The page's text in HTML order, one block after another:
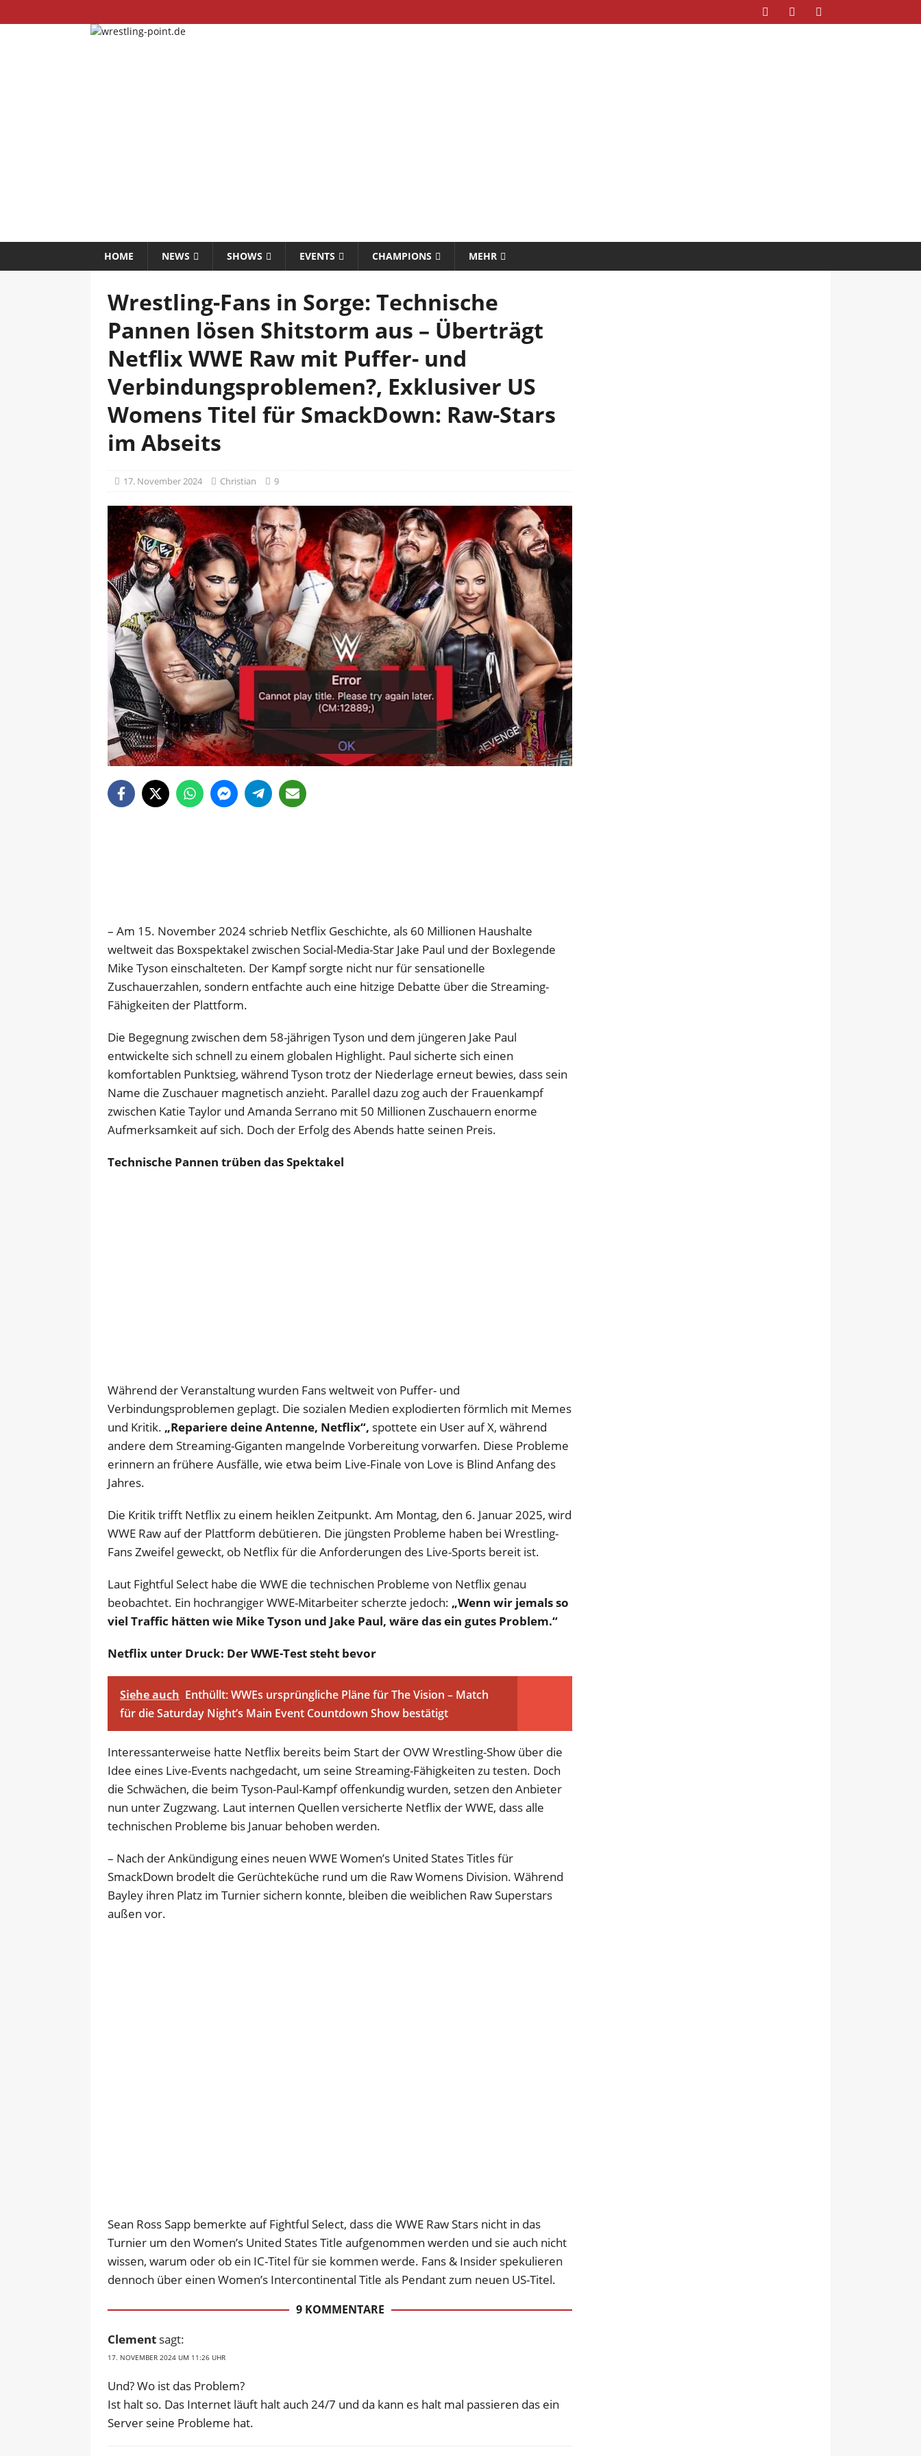
HOME NEWS SHOWS EVENTS CHAMPIONS MEHR
Wrestling-Fans in Sorge: Technische
Pannen lösen Shitstorm aus – Überträgt
Netflix WWE Raw mit Puffer- und
Verbindungsproblemen?, Exklusiver US
Womens Titel für SmackDown: Raw-Stars
im Abseits
17. November 2024 Christian 9
– Am 15. November 2024 schrieb Netflix Geschichte, als 60 Millionen Haushalte
weltweit das Boxspektakel zwischen Social-Media-Star Jake Paul und der Boxlegende
Mike Tyson einschalteten. Der Kampf sorgte nicht nur für sensationelle
Zuschauerzahlen, sondern entfachte auch eine hitzige Debatte über die Streaming-
Fähigkeiten der Plattform.
Die Begegnung zwischen dem 58-jährigen Tyson und dem jüngeren Jake Paul
entwickelte sich schnell zu einem globalen Highlight. Paul sicherte sich einen
komfortablen Punktsieg, während Tyson trotz der Niederlage erneut bewies, dass sein
Name die Zuschauer magnetisch anzieht. Parallel dazu zog auch der Frauenkampf
zwischen Katie Taylor und Amanda Serrano mit 50 Millionen Zuschauern enorme
Aufmerksamkeit auf sich. Doch der Erfolg des Abends hatte seinen Preis.
Technische Pannen trüben das Spektakel
Während der Veranstaltung wurden Fans weltweit von Puffer- und
Verbindungsproblemen geplagt. Die sozialen Medien explodierten förmlich mit Memes
und Kritik. „Repariere deine Antenne, Netflix“, spottete ein User auf X, während
andere dem Streaming-Giganten mangelnde Vorbereitung vorwarfen. Diese Probleme
erinnern an frühere Ausfälle, wie etwa beim Live-Finale von Love is Blind Anfang des
Jahres.
Die Kritik trifft Netflix zu einem heiklen Zeitpunkt. Am Montag, den 6. Januar 2025, wird
WWE Raw auf der Plattform debütieren. Die jüngsten Probleme haben bei Wrestling-
Fans Zweifel geweckt, ob Netflix für die Anforderungen des Live-Sports bereit ist.
Laut Fightful Select habe die WWE die technischen Probleme von Netflix genau
beobachtet. Ein hochrangiger WWE-Mitarbeiter scherzte jedoch: „Wenn wir jemals so
viel Traffic hätten wie Mike Tyson und Jake Paul, wäre das ein gutes Problem.“
Netflix unter Druck: Der WWE-Test steht bevor
Siehe auch Enthüllt: WWEs ursprüngliche Pläne für The Vision – Match
für die Saturday Night’s Main Event Countdown Show bestätigt
Interessanterweise hatte Netflix bereits beim Start der OVW Wrestling-Show über die
Idee eines Live-Events nachgedacht, um seine Streaming-Fähigkeiten zu testen. Doch
die Schwächen, die beim Tyson-Paul-Kampf offenkundig wurden, setzen den Anbieter
nun unter Zugzwang. Laut internen Quellen versicherte Netflix der WWE, dass alle
technischen Probleme bis Januar behoben werden.
– Nach der Ankündigung eines neuen WWE Women’s United States Titles für
SmackDown brodelt die Gerüchteküche rund um die Raw Womens Division. Während
Bayley ihren Platz im Turnier sichern konnte, bleiben die weiblichen Raw Superstars
außen vor.
Sean Ross Sapp bemerkte auf Fightful Select, dass die WWE Raw Stars nicht in das
Turnier um den Women’s United States Title aufgenommen werden und sie auch nicht
wissen, warum oder ob ein IC-Titel für sie kommen werde. Fans & Insider spekulieren
dennoch über einen Women’s Intercontinental Title als Pendant zum neuen US-Titel.
9 KOMMENTARE
Clement sagt:
17. NOVEMBER 2024 UM 11:26 UHR
Und? Wo ist das Problem?
Ist halt so. Das Internet läuft halt auch 24/7 und da kann es halt mal passieren das ein
Server seine Probleme hat.